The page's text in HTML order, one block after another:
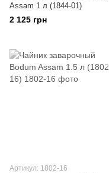
Assam 1 л (1844-01)
2 125 грн
Артикул: 1802-16